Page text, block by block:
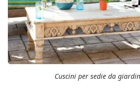
Cuscini per sedie da